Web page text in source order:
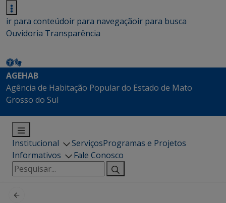
ir para conteúdoir para navegaçãoir para busca
Ouvidoria Transparência
AGEHAB
Agência de Habitação Popular do Estado de Mato
Grosso do Sul
Institucional ServiçosProgramas e Projetos
Informativos
Fale Conosco
Pesquisar
por: